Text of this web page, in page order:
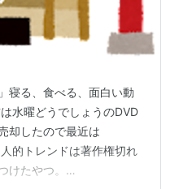
寝る、食べる、面白い動
水曜どうでしょうのDVD
却したので最近は
的トレンドは著作権切れ
けたやつ。